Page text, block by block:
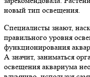
новый тип освещения.
Специалисты знают,
правильного уровня
функционирования
А значит, заниматься
освещения аквариума